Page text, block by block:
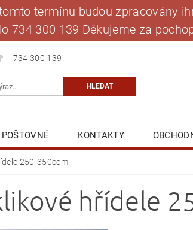
termínu budou zpracovány
734 300 139 Děkujeme za
734 300 139
POŠTOVNÉ KONTAKTY
250-350ccm
hřídele